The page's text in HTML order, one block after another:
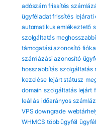
adószám frissítés
ügyféladat frissítés lejárati
automatikus emlékeztető
szolgáltatás
támogatási azonosító
számlázási azonosító
hosszabbítás szolgáltatás
kezelése lejárt státusz
domain szolgáltatás lejárt
leállás időarányos
VPS downgrade
WHMCS több ügyfél